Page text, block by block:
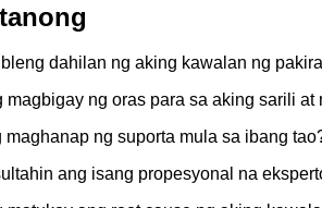
dahilan ng aking kawalan ng
magbigay ng oras para sa aking sarili at
ng suporta mula sa ibang
ang isang propesyonal na